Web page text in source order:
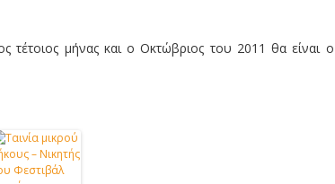
μήνας και ο Οκτώβριος του 2011 θα είναι ο